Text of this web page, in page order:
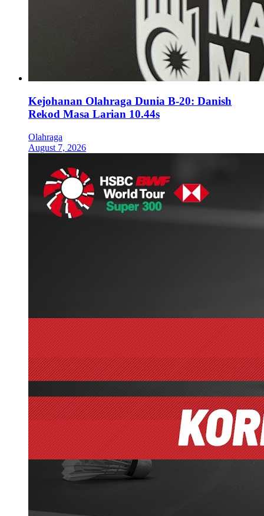
Kejohanan Olahraga Dunia B-20: Danish
Rekod Masa Larian 10.44s
Olahraga
August 7, 2026